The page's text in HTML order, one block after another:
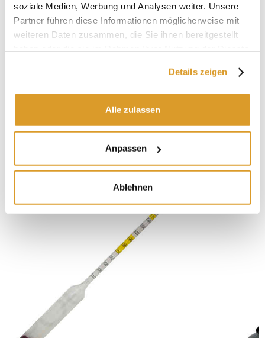
soziale Medien, Werbung und Analysen weiter. Unsere
Partner führen diese Informationen möglicherweise mit
weiteren Daten zusammen, die Sie ihnen bereitgestellt
Details zeigen
Alle zulassen
Anpassen
Ablehnen
Warnhinweise: der prozentuale Anteil an Alphasäuren und
Betasäuren kann zwischen verschiedenen Chargen variieren
und daher von dem in dieser Tabelle angegebenen Wert
IN VERBINDUNG STEHENDE PRODUKTE